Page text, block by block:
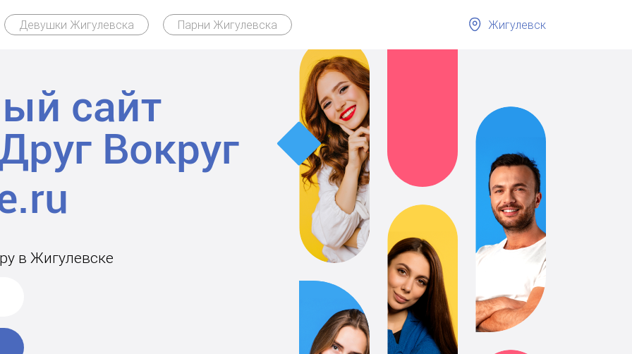
Девушки Жигулевска Парни Жигулевска Жигулевск
сайт
Вокруг
в Жигулевске